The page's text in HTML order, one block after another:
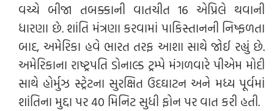
વચ્ચે બીજા તબક્કાની વાતચીત 16 એપ્રિલે થવાની
ધારણા છે. શાંતિ મંત્રણા કરવામાં પાકિસ્તાનની નિષ્ફળતા
બાદ, અમેરિકા હવે ભારત તરફ આશા સાથે જોઈ રહ્યું છે.
અમેરિકાના રાષ્ટ્રપતિ ડોનાલ્ડ ટ્રમ્પે મંગળવારે પીએમ મોદી
સાથે હોર્મુઝ સ્ટ્રેટના સુરક્ષિત ઉદઘાટન અને મધ્ય પૂર્વમાં
શાંતિના મુદ્દા પર 40 મિનિટ સુધી ફોન પર વાત કરી હતી.